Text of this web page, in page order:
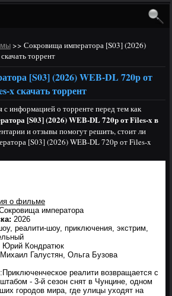
>> Сокровища императора [S03] (2026)
торрент
[S03] (2026) WEB-DL 720p от
x скачать торрент
с информацией о торренте перед тем как
[S03] (2026) WEB-DL 720p от Files-x в
и отзывы помогут решить, стоит ли
[S03] (2026) WEB-DL 720p от Files-x
о фильме
императора
2026
реалити-шоу, приключения, экстрим,
Юрий Кондратюк
Михаил Галустян, Ольга Бузова
:Приключенческое реалити возвращается с
- 3-й сезон снят в Чунцине, одном
городов мира, где улицы уходят на